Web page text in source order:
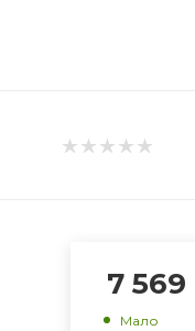
7 569
Мало